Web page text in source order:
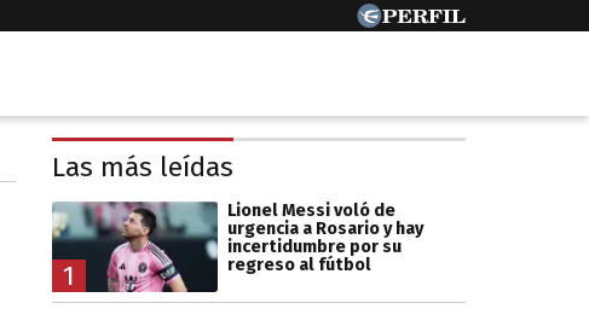
Las más leídas
1
Lionel Messi voló de
urgencia a Rosario y hay
incertidumbre por su
regreso al fútbol